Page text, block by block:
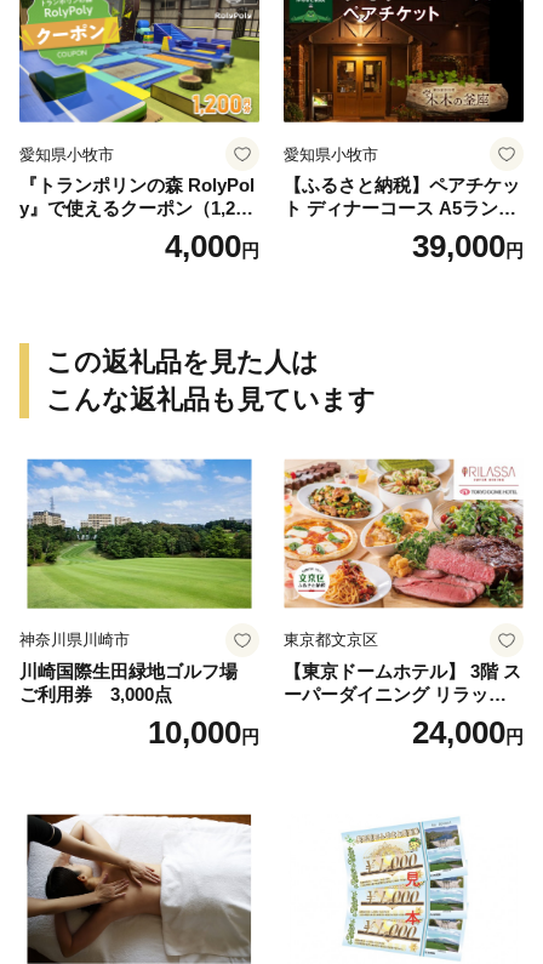
愛知県小牧市
『トランポリンの森 RolyPol
y』で使えるクーポン（1,200
4,000円
愛知県小牧市
【ふるさと納税】ペアチケッ
ト ディナーコース A5ランク
飛騨牛 コース 記念日 お誕生
日 特別な日 完全個室 ノンア
県 小牧市 送料無料
39,000円
この返礼品を見た人は
こんな返礼品も見ています
神奈川県川崎市
川崎国際生田緑地ゴルフ場
ご利用券 3,000点
10,000円
東京都文京区
【東京ドームホテル】 3階 ス
ーパーダイニング リラッサ
ランチブッフェ お食事券 大
人1名様分 関東 東京 ご利用
24,000円